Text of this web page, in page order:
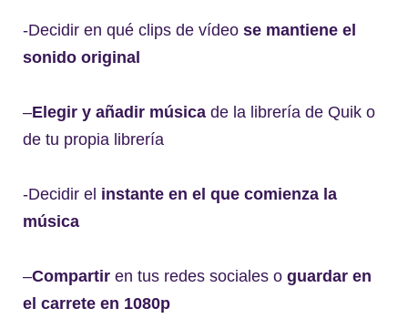
-Decidir en qué clips de vídeo se mantiene el
sonido original
–Elegir y añadir música de la librería de Quik o
de tu propia librería
-Decidir el instante en el que comienza la
música
–Compartir en tus redes sociales o guardar en
el carrete en 1080p